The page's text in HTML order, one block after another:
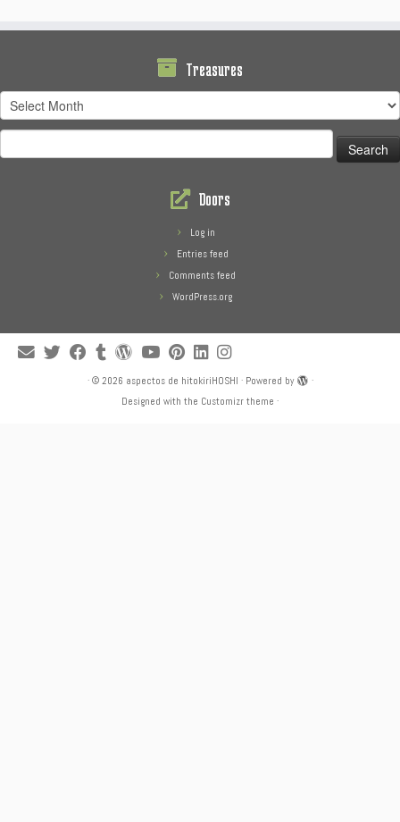
Treasures
Treasures
for:
Doors
Log in
Entries feed
Comments feed
WordPress.org
· © 2026 aspectos de hitokiriHOSHI · Powered by
·
Designed with the Customizr theme ·